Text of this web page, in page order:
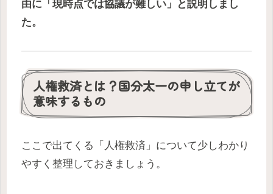
由に「現時点では協議が難しい」と説明しまし
た。
人権救済とは？国分太一の申し立てが
意味するもの
ここで出てくる「人権救済」について少しわかり
やすく整理しておきましょう。